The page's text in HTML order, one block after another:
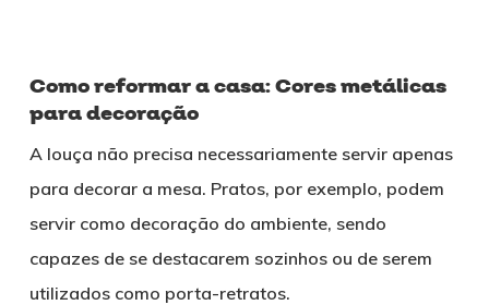
Como reformar a casa:Cores metálicas
para decoração
A louça não precisa necessariamente servir apenas
para decorar a mesa. Pratos, por exemplo, podem
servir como decoração do ambiente, sendo
capazes de se destacarem sozinhos ou de serem
utilizados como porta-retratos.